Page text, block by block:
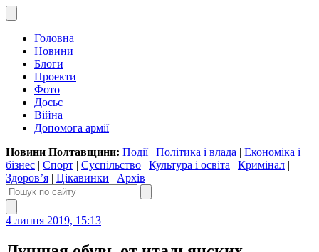
Головна
Новини
Блоги
Проекти
Фото
Досьє
Війна
Допомога армії
Новини Полтавщини: Події| Політика і влада | Економіка і
бізнес | Спорт | Суспільство | Культура і освіта | Кримінал |
Здоров’я | Цікавинки | Архів
4 липня 2019, 15:13